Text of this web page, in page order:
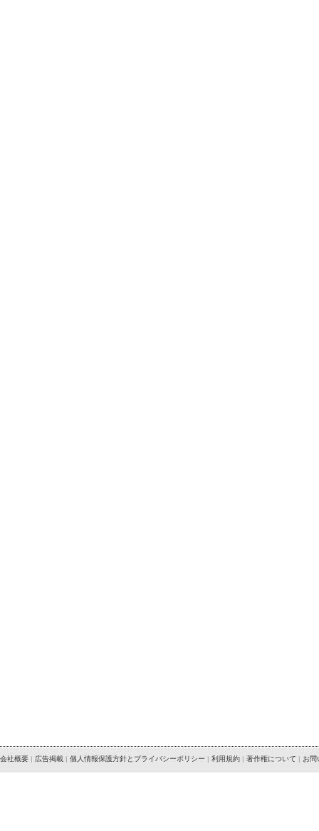
会社概要 | 広告掲載 | 個人情報保護方針とプライバシーポリシー | 利用規約 | 著作権について | お問